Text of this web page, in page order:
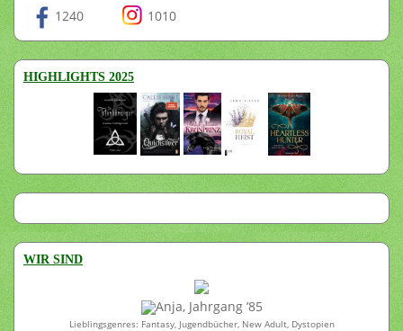
1240 1010
HIGHLIGHTS 2025
WIR SIND
Anja, Jahrgang ’85
Lieblingsgenres: Fantasy, Jugendbücher, New Adult, Dystopien